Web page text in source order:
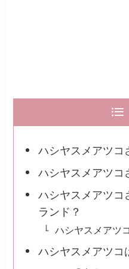
ハシヤスメアツコ
ハシヤスメアツコ
ハシヤスメアツコ
ランド？
ハシヤスメアツ
ハシヤスメアツコ